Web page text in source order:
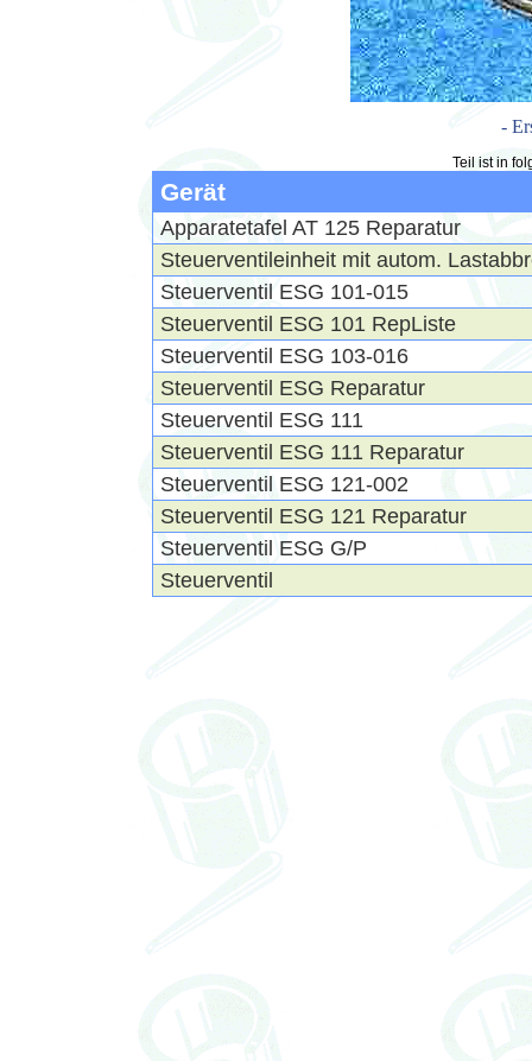
-
Teil ist in
Gerät
Apparatetafel AT 125 Reparatur
Steuerventileinheit mit autom.
Steuerventil ESG 101-015
Steuerventil ESG 101 RepListe
Steuerventil ESG 103-016
Steuerventil ESG Reparatur
Steuerventil ESG 111
Steuerventil ESG 111 Reparatur
Steuerventil ESG 121-002
Steuerventil ESG 121 Reparatur
Steuerventil ESG G/P
Steuerventil